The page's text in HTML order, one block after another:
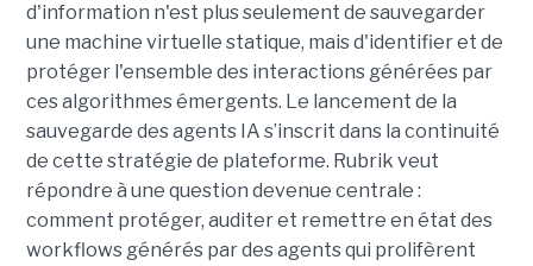
d'information n'est plus seulement de sauvegarder
une machine virtuelle statique, mais d'identifier et de
protéger l'ensemble des interactions générées par
ces algorithmes émergents. Le lancement de la
sauvegarde des agents IA s’inscrit dans la continuité
de cette stratégie de plateforme. Rubrik veut
répondre à une question devenue centrale :
comment protéger, auditer et remettre en état des
workflows générés par des agents qui prolifèrent